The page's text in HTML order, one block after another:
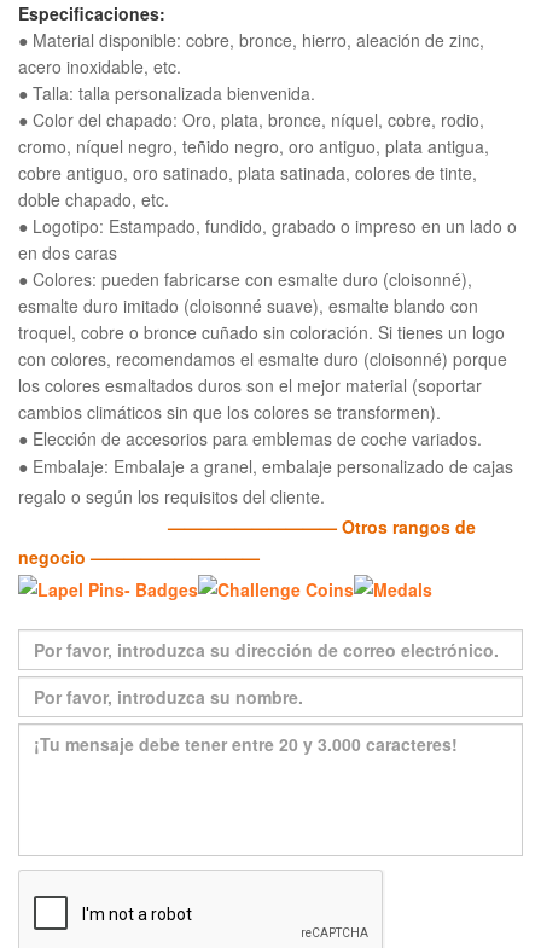
Especificaciones:
● Material disponible: cobre, bronce, hierro, aleación de zinc,
acero inoxidable, etc.
● Talla: talla personalizada bienvenida.
● Color del chapado: Oro, plata, bronce, níquel, cobre, rodio,
cromo, níquel negro, teñido negro, oro antiguo, plata antigua,
cobre antiguo, oro satinado, plata satinada, colores de tinte,
doble chapado, etc.
● Logotipo: Estampado, fundido, grabado o impreso en un lado o
en dos caras
● Colores: pueden fabricarse con esmalte duro (cloisonné),
esmalte duro imitado (cloisonné suave), esmalte blando con
troquel, cobre o bronce cuñado sin coloración. Si tienes un logo
con colores, recomendamos el esmalte duro (cloisonné) porque
los colores esmaltados duros son el mejor material (soportar
cambios climáticos sin que los colores se transformen).
● Elección de accesorios para emblemas de coche variados.
● Embalaje: Embalaje a granel, embalaje personalizado de cajas
regalo o según los requisitos del cliente.
—————————— Otros rangos de
negocio ——————————